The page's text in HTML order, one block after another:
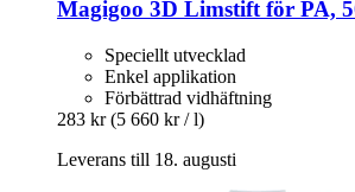
Magigoo 3D Limstift för PA,
Speciellt utvecklad
Enkel applikation
Förbättrad vidhäftning
283 kr (5 660 kr / l)
Leverans till 18. augusti